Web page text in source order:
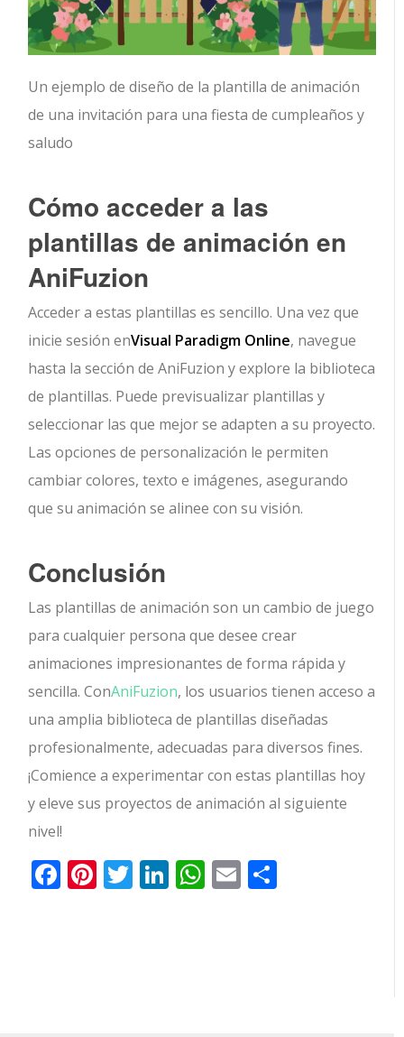
Un ejemplo de diseño de la plantilla de animación
de una invitación para una fiesta de cumpleaños y
saludo
Cómo acceder a las
plantillas de animación en
AniFuzion
Acceder a estas plantillas es sencillo. Una vez que
inicie sesión enVisual Paradigm Online, navegue
hasta la sección de AniFuzion y explore la biblioteca
de plantillas. Puede previsualizar plantillas y
seleccionar las que mejor se adapten a su proyecto.
Las opciones de personalización le permiten
cambiar colores, texto e imágenes, asegurando
que su animación se alinee con su visión.
Conclusión
Las plantillas de animación son un cambio de juego
para cualquier persona que desee crear
animaciones impresionantes de forma rápida y
sencilla. ConAniFuzion, los usuarios tienen acceso a
una amplia biblioteca de plantillas diseñadas
profesionalmente, adecuadas para diversos fines.
¡Comience a experimentar con estas plantillas hoy
y eleve sus proyectos de animación al siguiente
nivel!
Facebook
Pinterest
Twitter
LinkedIn
WhatsApp
Email